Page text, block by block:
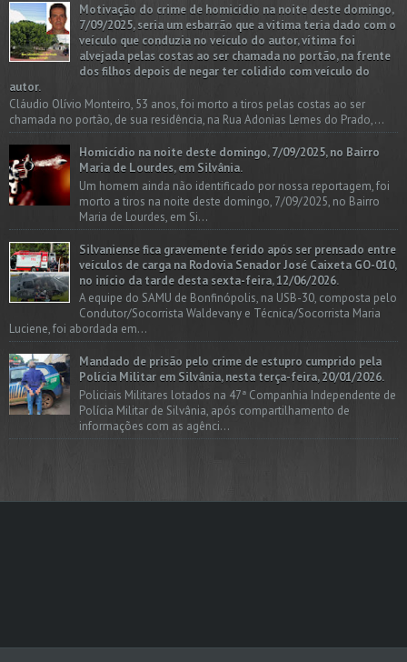
Motivação do crime de homicídio na noite deste domingo,
7/09/2025, seria um esbarrão que a vitima teria dado com o
veículo que conduzia no veículo do autor, vítima foi
alvejada pelas costas ao ser chamada no portão, na frente
dos filhos depois de negar ter colidido com veículo do
autor.
Cláudio Olívio Monteiro, 53 anos, foi morto a tiros pelas costas ao ser
chamada no portão, de sua residência, na Rua Adonias Lemes do Prado,...
Homicídio na noite deste domingo, 7/09/2025, no Bairro
Maria de Lourdes, em Silvânia.
Um homem ainda não identificado por nossa reportagem, foi
morto a tiros na noite deste domingo, 7/09/2025, no Bairro
Maria de Lourdes, em Si...
Silvaniense fica gravemente ferido após ser prensado entre
veículos de carga na Rodovia Senador José Caixeta GO-010,
no início da tarde desta sexta-feira, 12/06/2026.
A equipe do SAMU de Bonfinópolis, na USB-30, composta pelo
Condutor/Socorrista Waldevany e Técnica/Socorrista Maria
Luciene, foi abordada em...
Mandado de prisão pelo crime de estupro cumprido pela
Polícia Militar em Silvânia, nesta terça-feira, 20/01/2026.
Policiais Militares lotados na 47ª Companhia Independente de
Polícia Militar de Silvânia, após compartilhamento de
informações com as agênci...